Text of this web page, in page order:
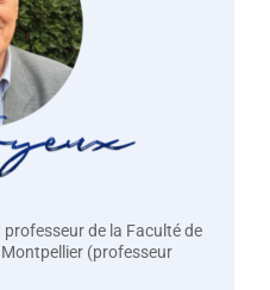
de la Faculté de
Montpellier (professeur